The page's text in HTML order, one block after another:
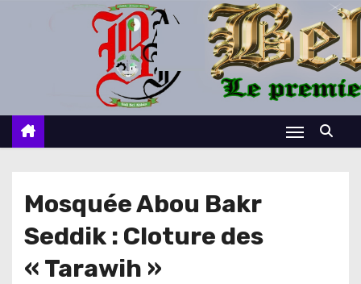
c
Mosquée Abou Bakr
Seddik : Cloture des
« Tarawih »